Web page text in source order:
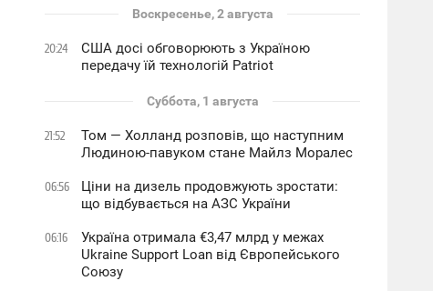
Воскресенье, 2 августа
20:24
США досі обговорюють з Україною
передачу їй технологій Patriot
Суббота, 1 августа
21:52
Том — Холланд розповів, що наступним
Людиною-павуком стане Майлз Моралес
06:56
Ціни на дизель продовжують зростати:
що відбувається на АЗС України
06:16
Україна отримала €3,47 млрд у межах
Ukraine Support Loan від Європейського
Союзу